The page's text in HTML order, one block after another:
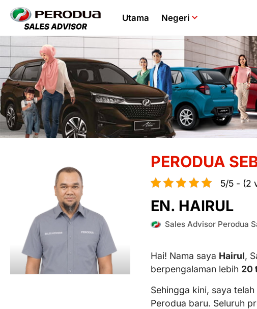
Utama Negeri
PERODUA
5/5 - (2
EN. HAIRUL
Sales Advisor Perodua
Hai! Nama saya Hairul,
berpengalaman lebih 20
Sehingga kini, saya
Perodua baru. Seluruh